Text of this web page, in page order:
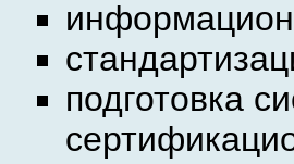
подготовка